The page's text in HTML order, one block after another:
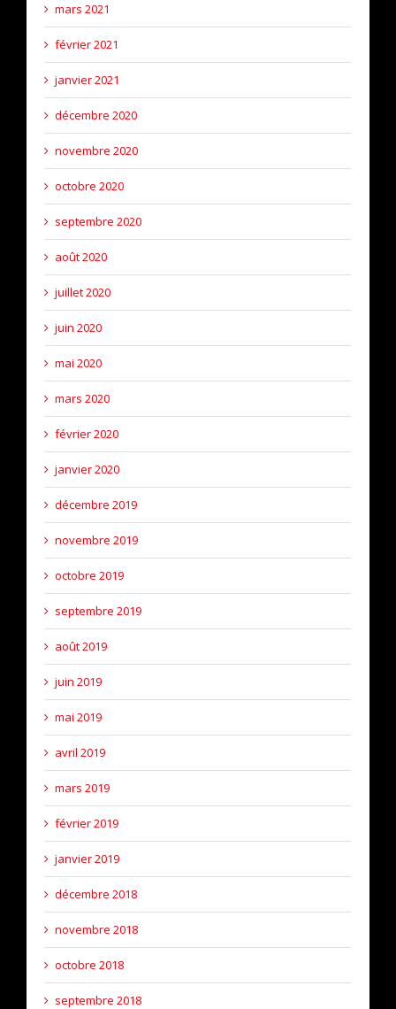
mars 2021
février 2021
janvier 2021
décembre 2020
novembre 2020
octobre 2020
septembre 2020
août 2020
juillet 2020
juin 2020
mai 2020
mars 2020
février 2020
janvier 2020
décembre 2019
novembre 2019
octobre 2019
septembre 2019
août 2019
juin 2019
mai 2019
avril 2019
mars 2019
février 2019
janvier 2019
décembre 2018
novembre 2018
octobre 2018
septembre 2018